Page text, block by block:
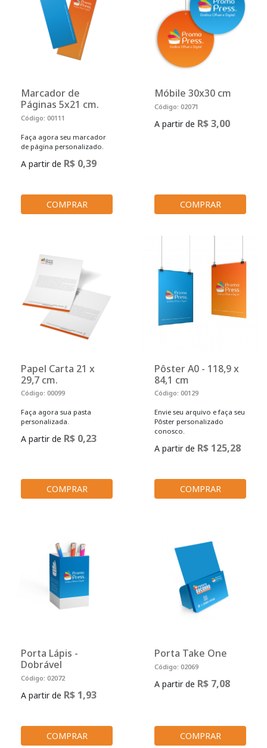
Marcador de
Páginas 5x21 cm.
Código: 00111
Faça agora seu marcador
de página personalizado.
A partir de R$ 0,39
COMPRAR
Móbile 30x30 cm
Código: 02071
A partir de R$ 3,00
COMPRAR
Papel Carta 21 x
29,7 cm.
Código: 00099
Faça agora sua pasta
personalizada.
A partir de R$ 0,23
COMPRAR
Pôster A0 - 118,9 x
84,1 cm
Código: 00129
Envie seu arquivo e faça seu
Pôster personalizado
conosco.
A partir de R$ 125,28
COMPRAR
Porta Lápis -
Dobrável
Código: 02072
A partir de R$ 1,93
COMPRAR
Porta Take One
Código: 02069
A partir de R$ 7,08
COMPRAR